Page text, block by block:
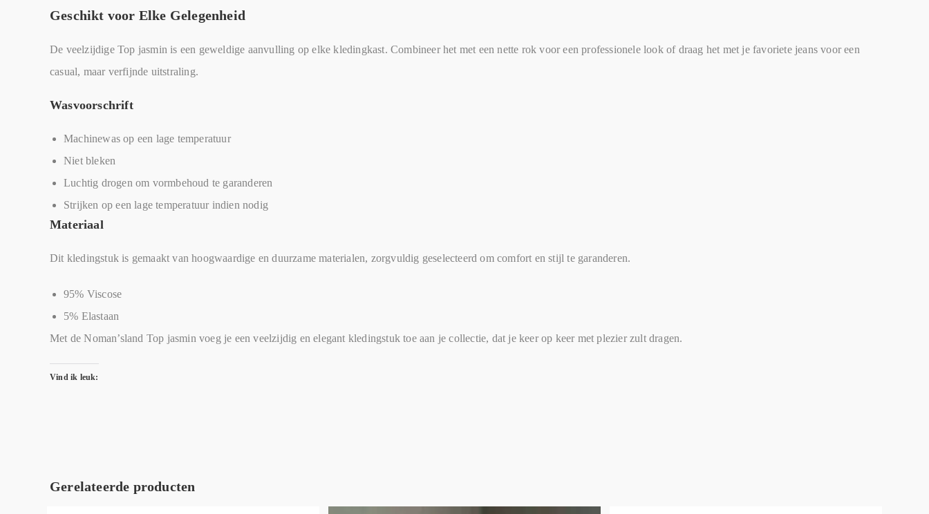
Geschikt voor Elke Gelegenheid
De veelzijdige Top jasmin is een geweldige aanvulling op elke kledingkast. Combineer het met een nette rok voor een professionele look of draag het met je favoriete jeans voor een
casual, maar verfijnde uitstraling.
Wasvoorschrift
Machinewas op een lage temperatuur
Niet bleken
Luchtig drogen om vormbehoud te garanderen
Strijken op een lage temperatuur indien nodig
Materiaal
Dit kledingstuk is gemaakt van hoogwaardige en duurzame materialen, zorgvuldig geselecteerd om comfort en stijl te garanderen.
95% Viscose
5% Elastaan
Met de Noman’sland Top jasmin voeg je een veelzijdig en elegant kledingstuk toe aan je collectie, dat je keer op keer met plezier zult dragen.
Vind ik leuk:
Gerelateerde producten